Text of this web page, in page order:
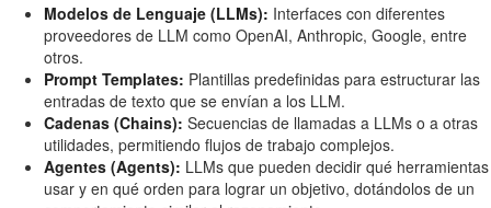
Modelos de Lenguaje (LLMs): Interfaces con diferentes
proveedores de LLM como OpenAI, Anthropic, Google, entre
otros.
Prompt Templates: Plantillas predefinidas para estructurar las
entradas de texto que se envían a los LLM.
Cadenas (Chains): Secuencias de llamadas a LLMs o a otras
utilidades, permitiendo flujos de trabajo complejos.
Agentes (Agents): LLMs que pueden decidir qué herramientas
usar y en qué orden para lograr un objetivo, dotándolos de un